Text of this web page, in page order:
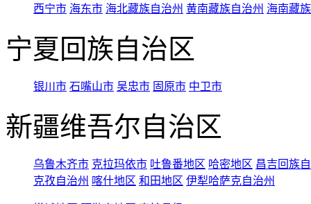
西宁市 海东市 海北藏族自治州 黄南藏族自治州 海南藏
宁夏回族自治区
银川市 石嘴山市 吴忠市 固原市 中卫市
新疆维吾尔自治区
乌鲁木齐市 克拉玛依市 吐鲁番地区 哈密地区 昌吉回族
克孜自治州 喀什地区 和田地区 伊犁哈萨克自治州